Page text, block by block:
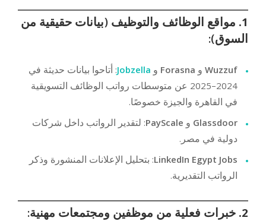
1. مواقع الوظائف والتوظيف (بيانات حقيقية من
السوق):
WuzzufوForasna وJobzella: أتاحوا بيانات حديثة في
2024–2025 عن متوسطات رواتب الوظائف التسويقية
في القاهرة والجيزة خصوصًا.
Glassdoor وPayScale: لتقدير الرواتب داخل شركات
دولية في مصر.
LinkedIn Egypt Jobs: بتحليل الإعلانات المنشورة وذكر
الرواتب التقديرية.
2. خبرات فعلية من موظفين ومجتمعات مهنية: